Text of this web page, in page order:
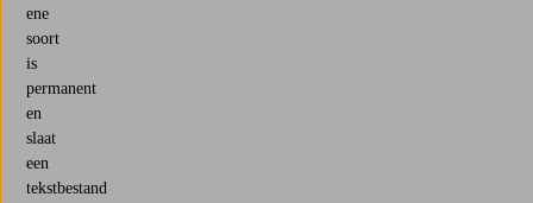
ene
soort
is
permanent
en
slaat
een
tekstbestand